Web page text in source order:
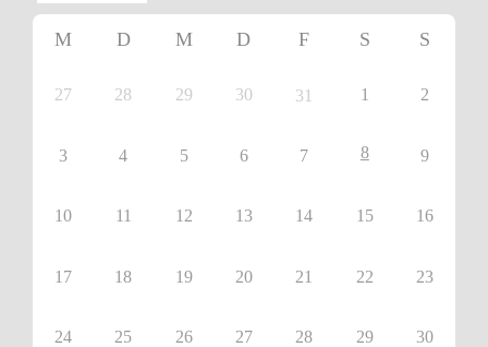
M D M D F S S
27 28 29 30 31 1 2
3 4 5 6 7 8 9
10 11 12 13 14 15 16
17 18 19 20 21 22 23
24 25 26 27 28 29 30